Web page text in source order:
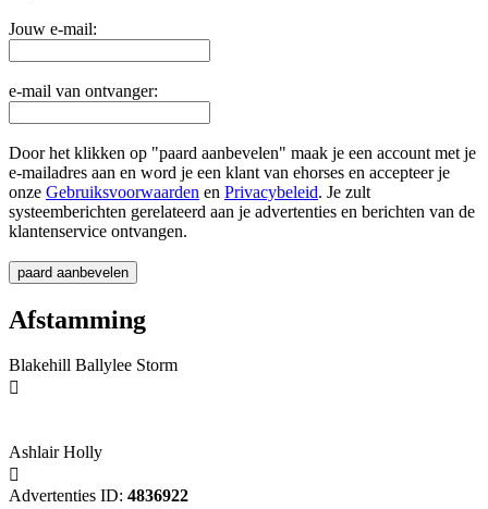
Jouw e-mail:
e-mail van ontvanger:
Door het klikken op "paard aanbevelen" maak je een account met je
e-mailadres aan en word je een klant van ehorses en accepteer je
onze Gebruiksvoorwaarden en Privacybeleid. Je zult
systeemberichten gerelateerd aan je advertenties en berichten van de
klantenservice ontvangen.
Afstamming
Blakehill Ballylee Storm

Ashlair Holly

Advertenties ID: 4836922